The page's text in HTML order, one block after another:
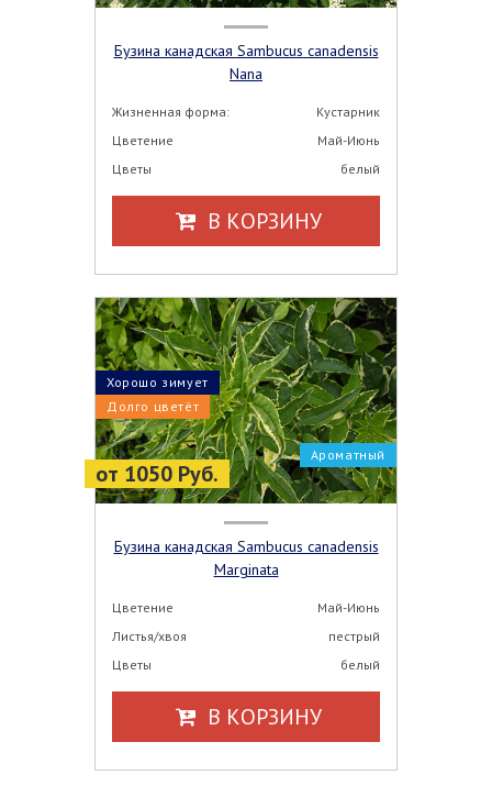
Бузина канадская Sambucus canadensis
Nana
Жизненная форма:
Кустарник
Цветение
Май-Июнь
Цветы
белый
В КОРЗИНУ
от 1050 Руб.
Ароматный
Долго цветёт
Хорошо зимует
Бузина канадская Sambucus canadensis
Marginata
Цветение
Май-Июнь
Листья/хвоя
пестрый
Цветы
белый
В КОРЗИНУ